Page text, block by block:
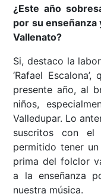
¿Este año
por su enseñanza
Vallenato?
Si, destaco la
‘Rafael
presente año, al
niños,
Valledupar. Lo
suscritos con el
permitido tener
prima del folclor
a la enseñanza
nuestra música.